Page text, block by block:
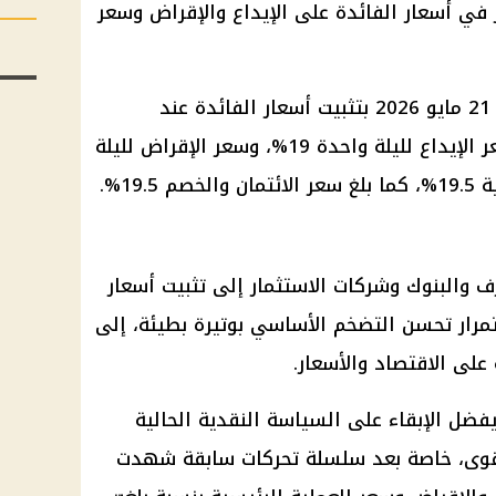
في أسعار الفائدة على الإيداع والإقراض وسعر
ويأتي الاجتماع بعد قرار اللجنة في 21 مايو 2026 بتثبيت أسعار الفائدة عند
مستوياتها السابقة، حيث سجل سعر الإيداع لليلة واحدة 19%، وسعر الإقراض لليلة
وشركات الاستثمار إلى تثبيت أسعار
تحسن التضخم الأساسي بوتيرة بطيئة، إلى
على الاقتصاد والأسعار.
الإبقاء على السياسة النقدية الحالية
خاصة بعد سلسلة تحركات سابقة شهدت